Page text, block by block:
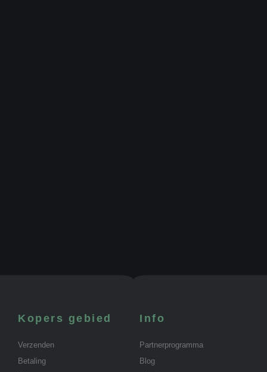
Kopers gebied
Verzenden
Betaling
Info
Partnerprogramma
Blog